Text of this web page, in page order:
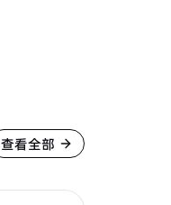
查看全部